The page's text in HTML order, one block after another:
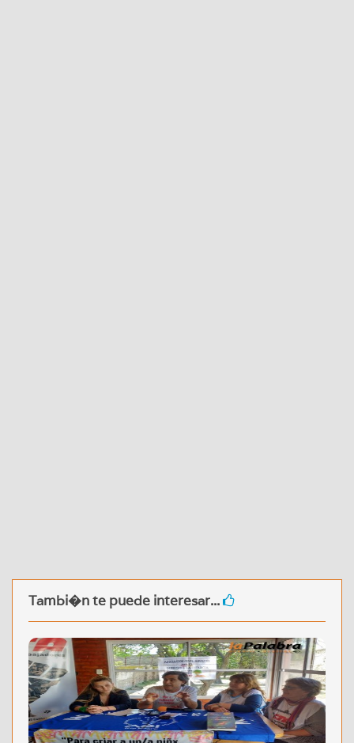
Tambi�n te puede interesar...